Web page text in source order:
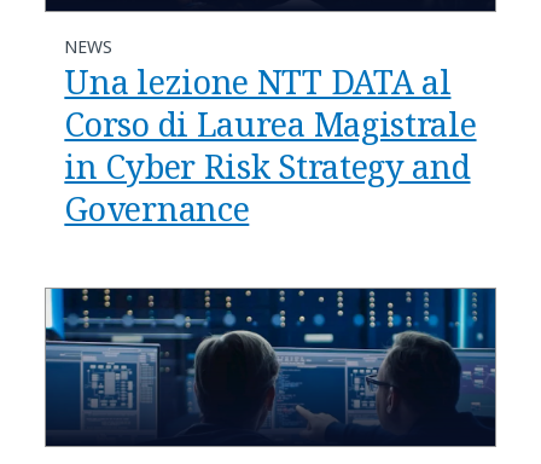
NEWS
Una lezione NTT DATA al
Corso di Laurea Magistrale
in Cyber Risk Strategy and
Governance